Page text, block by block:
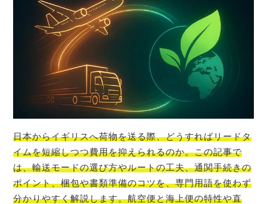
日本からイギリスへ荷物を送る際、どうすればリードタ
イムを短縮しつつ費用を抑えられるのか。この記事で
は、輸送モードの選び方やルートの工夫、通関手続きの
ポイント、梱包や書類準備のコツを、専門用語を使わず
分かりやすく解説します。航空便と海上便の特性や直